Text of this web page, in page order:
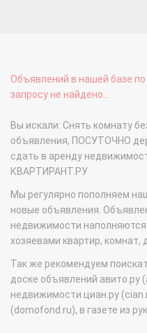
Объявлений в нашей базе
запросу не найдено...
Вы искали: Снять комнату
объявления, ПОСУТОЧНО
сдать в аренду
КВАРТИРАНТ.РУ
Мы регулярно пополняем
новые объявления.
недвижимости
хозяевами квартир,
Так же рекомендуем
доске объявлений авито.ру
недвижимости циан.ру
(domofond.ru), в газете из